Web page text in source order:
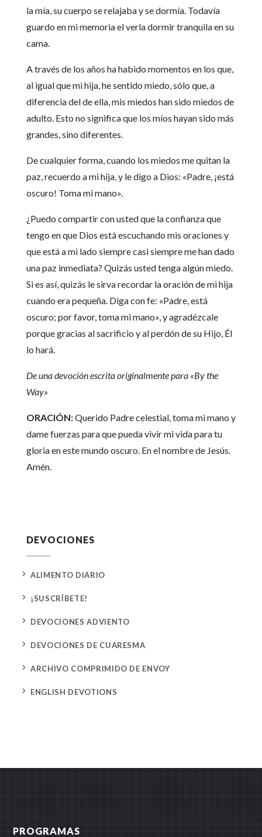
la mía, su cuerpo se relajaba y se dormía. Todavía
guardo en mi memoria el verla dormir tranquila en su
cama.
A través de los años ha habido momentos en los que,
al igual que mi hija, he sentido miedo, sólo que, a
diferencia del de ella, mis miedos han sido miedos de
adulto. Esto no significa que los míos hayan sido más
grandes, sino diferentes.
De cualquier forma, cuando los miedos me quitan la
paz, recuerdo a mi hija, y le digo a Dios: «Padre, ¡está
oscuro! Toma mi mano».
¿Puedo compartir con usted que la confianza que
tengo en que Dios está escuchando mis oraciones y
que está a mi lado siempre casi siempre me han dado
una paz inmediata? Quizás usted tenga algún miedo.
Si es así, quizás le sirva recordar la oración de mi hija
cuando era pequeña. Diga con fe: «Padre, está
oscuro; por favor, toma mi mano», y agradézcale
porque gracias al sacrificio y al perdón de su Hijo, Él
lo hará.
De una devoción escrita originalmente para «By the
Way»
ORACIÓN:Querido Padre celestial, toma mi mano y
dame fuerzas para que pueda vivir mi vida para tu
gloria en este mundo oscuro. En el nombre de Jesús.
Amén.
DEVOCIONES
5 ALIMENTO DIARIO
5 ¡SUSCRÍBETE!
5 DEVOCIONES ADVIENTO
5 DEVOCIONES DE CUARESMA
5 ARCHIVO COMPRIMIDO DE ENVOY
5 ENGLISH DEVOTIONS
PROGRAMAS